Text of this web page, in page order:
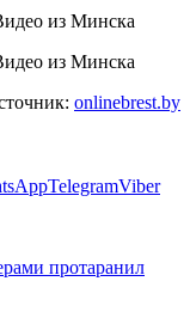
onlinebrest.by
TelegramViber
протаранил